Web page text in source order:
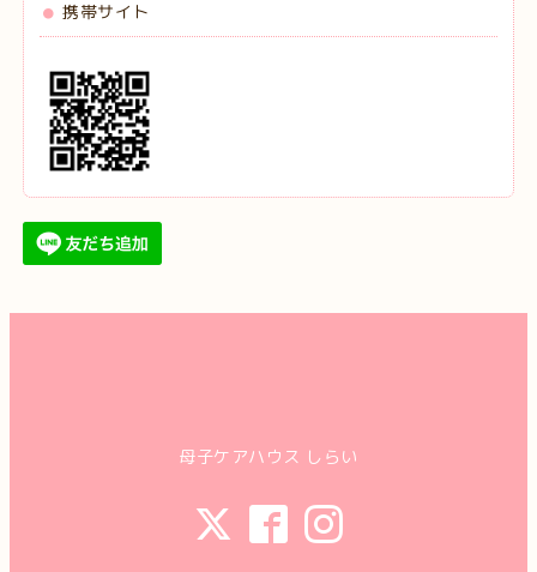
携帯サイト
母子ケアハウス しらい